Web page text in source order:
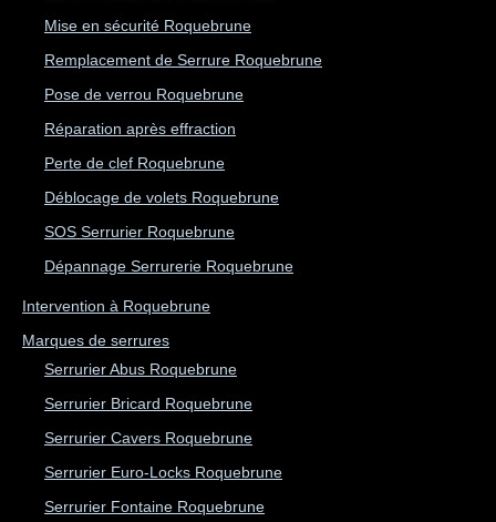
Mise en sécurité Roquebrune
Remplacement de Serrure Roquebrune
Pose de verrou Roquebrune
Réparation après effraction
Perte de clef Roquebrune
Déblocage de volets Roquebrune
SOS Serrurier Roquebrune
Dépannage Serrurerie Roquebrune
Intervention à Roquebrune
Marques de serrures
Serrurier Abus Roquebrune
Serrurier Bricard Roquebrune
Serrurier Cavers Roquebrune
Serrurier Euro-Locks Roquebrune
Serrurier Fontaine Roquebrune